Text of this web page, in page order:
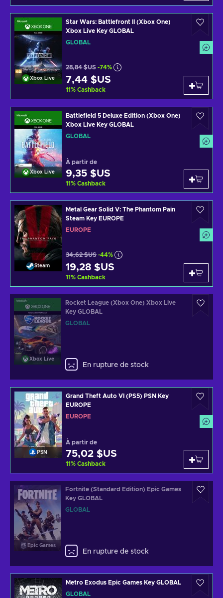
Xbox Live
Star Wars: Battlefront II (Xbox One)
Xbox Live Key GLOBAL
GLOBAL
28,84 $US -74%
7,44 $US
11% Cashback
Xbox Live
Battlefield 5 Deluxe Edition (Xbox One)
Xbox Live Key GLOBAL
GLOBAL
À partir de
9,35 $US
11% Cashback
Steam
Metal Gear Solid V: The Phantom Pain
Steam Key EUROPE
EUROPE
34,62 $US -44%
19,28 $US
11% Cashback
Xbox Live
Rocket League (Xbox One) Xbox Live
Key GLOBAL
GLOBAL
En rupture de stock
PSN
Grand Theft Auto VI (PS5) PSN Key
EUROPE
EUROPE
À partir de
75,02 $US
11% Cashback
Epic Games
Fortnite (Standard Edition) Epic Games
Key GLOBAL
GLOBAL
En rupture de stock
Metro Exodus Epic Games Key GLOBAL
GLOBAL